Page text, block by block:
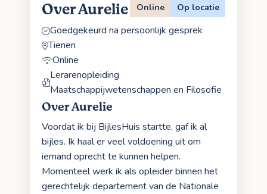
Over Aurelie Online Op locatie
Goedgekeurd na persoonlijk gesprek
Tienen
Online
Lerarenopleiding
Maatschappijwetenschappen en Filosofie
Over Aurelie
Voordat ik bij BijlesHuis startte, gaf ik al
bijles. Ik haal er veel voldoening uit om
iemand oprecht te kunnen helpen.
Momenteel werk ik als opleider binnen het
gerechtelijk departement van de Nationale